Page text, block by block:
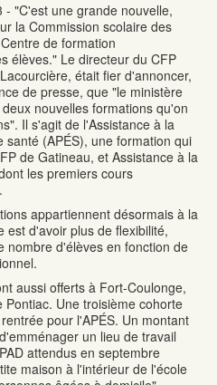
"C'est une grande nouvelle,
la Commission scolaire des
de formation
élèves." Le directeur du CFP
était fier d'annoncer,
de presse, que "le ministère
nouvelles formations qu'on
Il s'agit de l'Assistance à la
(APÉS), une formation qui
de Gatineau, et Assistance à la
les premiers cours
appartiennent désormais à la
est d'avoir plus de flexibilité,
nombre d'élèves en fonction de
aussi offerts à Fort-Coulonge,
Une troisième cohorte
pour l'APÉS. Un montant
un lieu de travail
attendus en septembre
maison à l'intérieur de l'école